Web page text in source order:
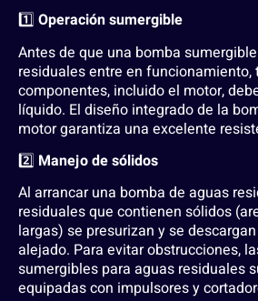
1️⃣ Operación sumergible
Antes de que una bomba
residuales entre en funcionamiento,
componentes, incluido el motor,
líquido. El diseño integrado de la
motor garantiza una excelente
2️⃣ Manejo de sólidos
Al arrancar una bomba de aguas
residuales que contienen sólidos
largas) se presurizan y se
alejado. Para evitar obstrucciones,
sumergibles para aguas residuales
equipadas con impulsores y